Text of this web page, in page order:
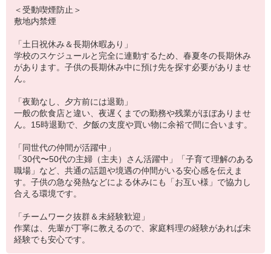
＜受動喫煙防止＞
敷地内禁煙
「土日祝休み＆長期休暇あり」
学校のスケジュールと完全に連動するため、春夏冬の長期休み
があります。子供の長期休み中に預け先を探す必要がありませ
ん。
「夜勤なし、夕方前には退勤」
一般の飲食店と違い、夜遅くまでの勤務や残業がほぼありませ
ん。15時退勤で、夕飯の支度や買い物に余裕で間に合います。
「同世代の仲間が活躍中」
「30代〜50代の主婦（主夫）さん活躍中」「子育て理解のある
職場」など、共通の話題や境遇の仲間がいる安心感を伝えま
す。子供の急な発熱などによる休みにも「お互い様」で協力し
合える環境です。
「チームワーク抜群＆未経験歓迎」
作業は、先輩が丁寧に教えるので、家庭料理の経験があれば未
経験でも安心です。